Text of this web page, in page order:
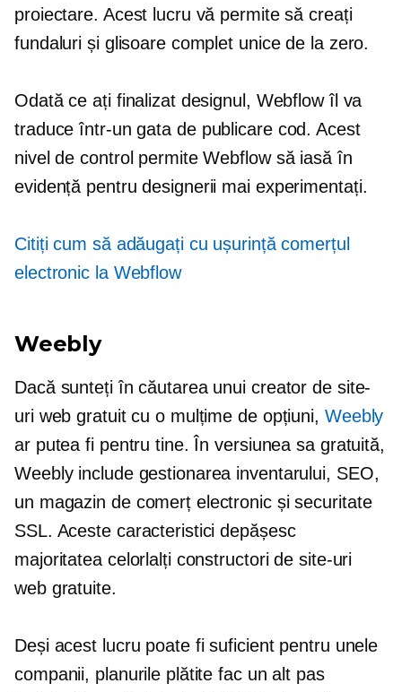
proiectare. Acest lucru vă permite să creați
fundaluri și glisoare complet unice de la zero.
Odată ce ați finalizat designul, Webflow îl va
traduce într-ungata de publicarecod. Acest
nivel de control permite Webflow să iasă în
evidență pentru designerii mai experimentați.
Citiți cum să adăugați cu ușurință comerțul
electronic la Webflow
Weebly
Dacă sunteți în căutarea unui creator de site-
uri web gratuit cu o mulțime de opțiuni, Weebly
ar putea fi pentru tine. În versiunea sa gratuită,
Weebly include gestionarea inventarului, SEO,
un magazin de comerț electronic și securitate
SSL. Aceste caracteristici depășesc
majoritatea celorlalți constructori de site-uri
web gratuite.
Deși acest lucru poate fi suficient pentru unele
companii, planurile plătite fac un alt pas